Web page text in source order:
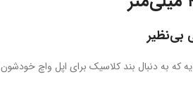
که به دنبال بند کلاسیک برای اپل واچ